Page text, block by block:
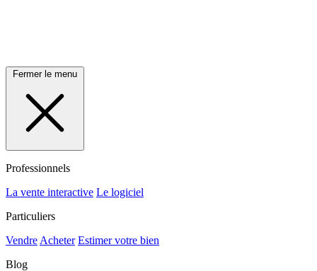
Fermer le menu
Professionnels
La vente interactive Le logiciel
Particuliers
Vendre Acheter Estimer votre bien
Blog